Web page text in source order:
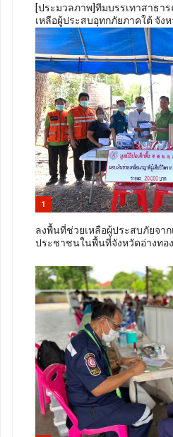
[ประมวลภาพ]ทีมบรรเทาสาธา
เหลือผู้ประสบอุทกภัยภาคใต้ จัง
1
ลงพื้นที่ช่วยเหลือผู้ประสบภัยจา
ประชาชนในพื้นที่จังหวัดอ่างทอ